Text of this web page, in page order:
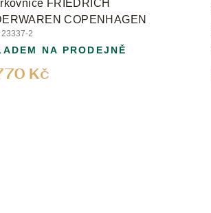
FRIEDRICH
COPENHAGEN
23337-2
Kč
NA PRODEJNĚ